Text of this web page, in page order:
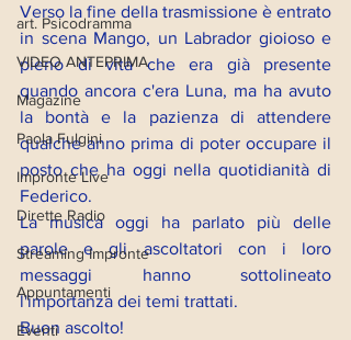
art. Psicodramma
VIDEO ANTEPRIMA
Magazine
Paola Fulgini
Impronte Live
Dirette Radio
Streaming Impronte
Appuntamenti
Eventi
Verso la fine della trasmissione è entrato
in scena Mango, un Labrador gioioso e
pieno di vita che era già presente
quando ancora c'era Luna, ma ha avuto
la bontà e la pazienza di attendere
qualche anno prima di poter occupare il
posto che ha oggi nella quotidianità di
Federico.
La musica oggi ha parlato più delle
parole e gli ascoltatori con i loro
messaggi hanno sottolineato
l'importanza dei temi trattati.
Buon ascolto!